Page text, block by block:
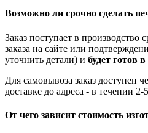
Возможно ли срочно сделать
Заказ поступает в производство
заказа на сайте или
уточнить детали) и будет готов
Для самовывоза заказ доступен
доставке до адреса - в течении 2-
От чего зависит стоимость